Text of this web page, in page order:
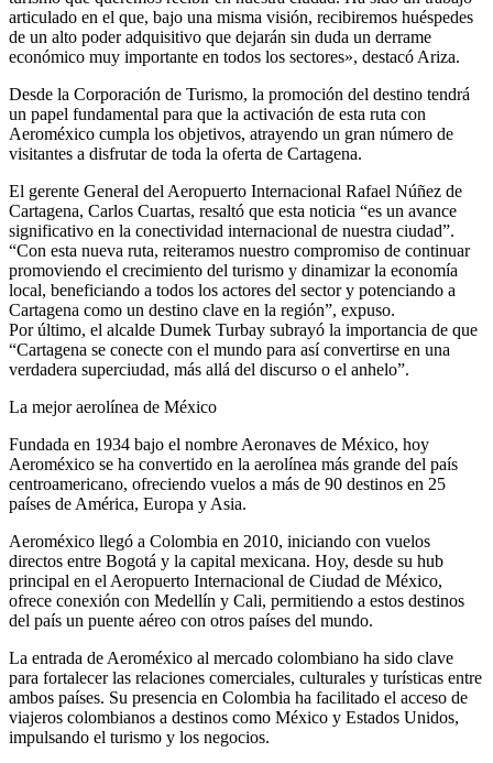
articulado en el que, bajo una misma visión, recibiremos huéspedes
de un alto poder adquisitivo que dejarán sin duda un derrame
económico muy importante en todos los sectores», destacó Ariza.
Desde la Corporación de Turismo, la promoción del destino tendrá
un papel fundamental para que la activación de esta ruta con
Aeroméxico cumpla los objetivos, atrayendo un gran número de
visitantes a disfrutar de toda la oferta de Cartagena.
El gerente General del Aeropuerto Internacional Rafael Núñez de
Cartagena, Carlos Cuartas, resaltó que esta noticia “es un avance
significativo en la conectividad internacional de nuestra ciudad”.
“Con esta nueva ruta, reiteramos nuestro compromiso de continuar
promoviendo el crecimiento del turismo y dinamizar la economía
local, beneficiando a todos los actores del sector y potenciando a
Cartagena como un destino clave en la región”, expuso.
Por último, el alcalde Dumek Turbay subrayó la importancia de que
“Cartagena se conecte con el mundo para así convertirse en una
verdadera superciudad, más allá del discurso o el anhelo”.
La mejor aerolínea de México
Fundada en 1934 bajo el nombre Aeronaves de México, hoy
Aeroméxico se ha convertido en la aerolínea más grande del país
centroamericano, ofreciendo vuelos a más de 90 destinos en 25
países de América, Europa y Asia.
Aeroméxico llegó a Colombia en 2010, iniciando con vuelos
directos entre Bogotá y la capital mexicana. Hoy, desde su hub
principal en el Aeropuerto Internacional de Ciudad de México,
ofrece conexión con Medellín y Cali, permitiendo a estos destinos
del país un puente aéreo con otros países del mundo.
La entrada de Aeroméxico al mercado colombiano ha sido clave
para fortalecer las relaciones comerciales, culturales y turísticas entre
ambos países. Su presencia en Colombia ha facilitado el acceso de
viajeros colombianos a destinos como México y Estados Unidos,
impulsando el turismo y los negocios.